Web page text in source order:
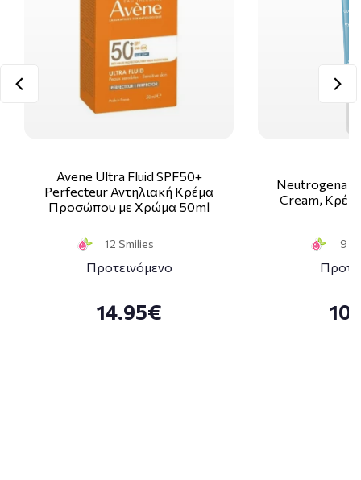
Avene Ultra Fluid SPF50+
Perfecteur Αντηλιακή Κρέμα
Προσώπου με Χρώμα 50ml
12 Smilies
Προτεινόμενο
14.95€
Neutrogena
Cream,
9